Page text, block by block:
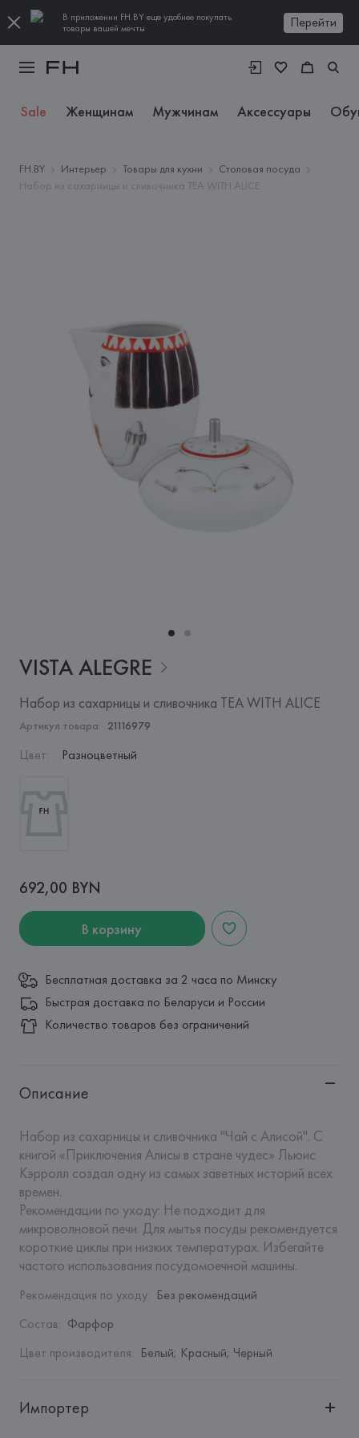
В приложении FH.BY еще удобнее покупать
товары вашей мечты
Перейти
Sale Женщинам Мужчинам Аксессуары
FH.BY Интерьер Товары для кухни
Столовая посуда
Набор из сахарницы и сливочника TEA WITH ALICE
VISTA ALEGRE
Набор из сахарницы и сливочника TEA WITH ALICE
Артикул товара: 21116979
Цвет: Разноцветный
692,00 BYN
В корзину
Бесплатная доставка за 2 часа по Минску
Быстрая доставка по Беларуси и России
Количество товаров без ограничений
Описание
Набор из сахарницы и сливочника "Чай с Алисой". С
книгой «Приключения Алисы в стране чудес» Льюис
Кэрролл создал одну из самых заветных историй всех
времен.
Рекомендации по уходу: Не подходит для
микроволновой печи. Для мытья посуды рекомендуется
короткие циклы при низких температурах. Избегайте
частого использования посудомоечной машины.
Рекомендация по уходу: Без рекомендаций
Состав: Фарфор
Цвет производителя: Белый; Красный; Черный
Импортер